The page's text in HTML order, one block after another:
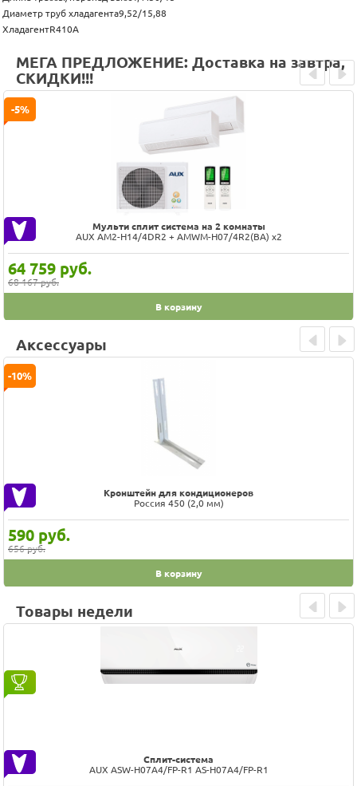
Диаметр труб хладагента9,52/15,88
ХладагентR410A
МЕГА ПРЕДЛОЖЕНИЕ: Доставка на завтра,
СКИДКИ!!!
Мульти сплит система на 2 комнаты
AUX AM2-H14/4DR2 + AMWM-H07/4R2(BA) х2
64 759 руб.
68 167 руб.
-5%
В корзину
Prev Next
Аксессуары
Кронштейн для кондиционеров
Россия 450 (2,0 мм)
590 руб.
656 руб.
-10%
В корзину
Prev Next
Товары недели
Сплит-система
AUX ASW-H07A4/FP-R1 AS-H07A4/FP-R1
Prev Next